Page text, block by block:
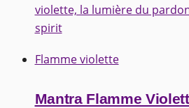
violette, la lumière du
spirit
Flamme violette
Mantra Flamme